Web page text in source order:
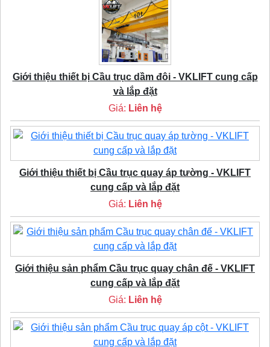
Giới thiệu thiết bị Cầu trục dầm đôi - VKLIFT cung cấp
và lắp đặt
Giá: Liên hệ
Giới thiệu thiết bị Cầu trục quay áp tường - VKLIFT
cung cấp và lắp đặt
Giá: Liên hệ
Giới thiệu sản phẩm Cầu trục quay chân đế - VKLIFT
cung cấp và lắp đặt
Giá: Liên hệ